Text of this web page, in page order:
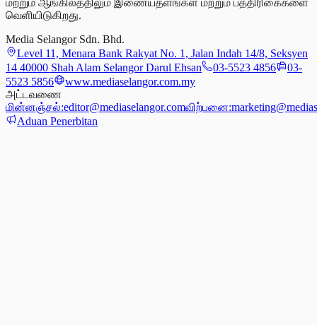
மற்றும் ஆங்கிலத்திலும் இணையதளங்கள் மற்றும் பத்திரிகைகளை
வெளியிடுகிறது.
Media Selangor Sdn. Bhd.
Level 11, Menara Bank Rakyat No. 1, Jalan Indah 14/8, Seksyen
14 40000 Shah Alam Selangor Darul Ehsan
03-5523 4856
03-
5523 5856
www.mediaselangor.com.my
அட்டவணை
மின்னஞ்சல்:editor@mediaselangor.comவிற்பனை:
Aduan Penerbitan